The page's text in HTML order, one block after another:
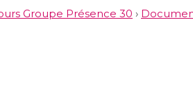
Groupe Présence 30 ›